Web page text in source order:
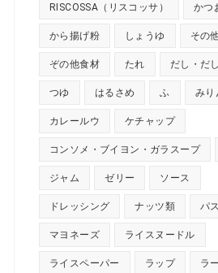
RISCOSSA（リスコッサ） かつ
から揚げ粉 しょうゆ その
ぞの他食材 たれ だし・だ
つゆ はるさめ ふ みり
カレールウ ケチャップ
コンソメ・ブイヨン・ガラスープ
ジャム ゼリー ソース
ドレッシング ナッツ類 パ
マヨネーズ ライスヌードル
ライスペーパー ラップ ラ